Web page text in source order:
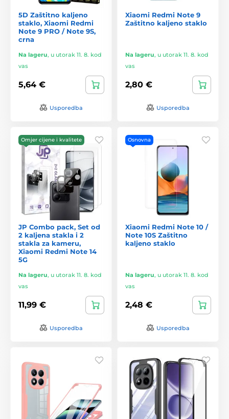
5D Zaštitno kaljeno
staklo, Xiaomi Redmi
Note 9 PRO / Note 9S,
crna
Na lageru, u utorak 11. 8. kod
vas
5,64 €
Usporedba
Xiaomi Redmi Note 9
Zaštitno kaljeno staklo
Na lageru, u utorak 11. 8. kod
vas
2,80 €
Usporedba
Omjer cijene i kvalitete
JP Combo pack, Set od
2 kaljena stakla i 2
stakla za kameru,
Xiaomi Redmi Note 14
5G
Na lageru, u utorak 11. 8. kod
vas
11,99 €
Usporedba
Osnovna
Xiaomi Redmi Note 10 /
Note 10S Zaštitno
kaljeno staklo
Na lageru, u utorak 11. 8. kod
vas
2,48 €
Usporedba